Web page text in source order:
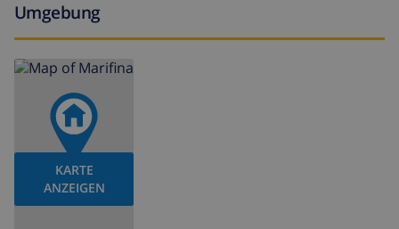
Umgebung
KARTE
ANZEIGEN